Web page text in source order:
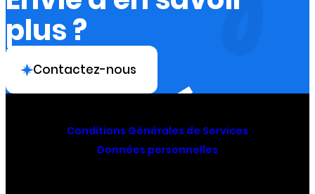
plus ?
Contactez-nous
Conditions Générales de Services
Données personnelles